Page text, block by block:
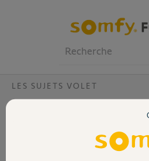
Volet
LES SUJETS VOLET
Compatibilité box
Apres contact avec le SAV de chez